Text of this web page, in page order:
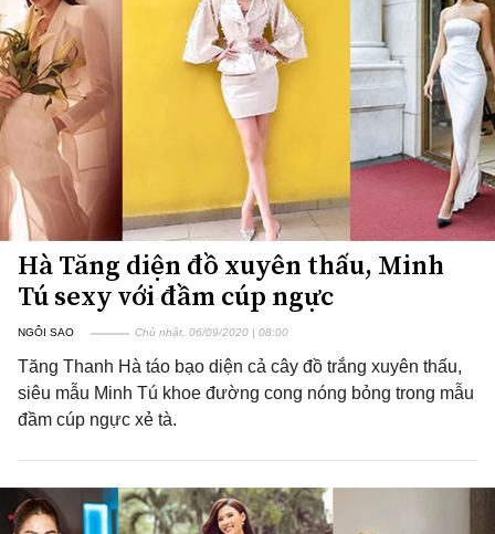
Hà Tăng diện đồ xuyên thấu, Minh
Tú sexy với đầm cúp ngực
NGÔI SAO Chủ nhật, 06/09/2020 | 08:00
Tăng Thanh Hà táo bạo diện cả cây đồ trắng xuyên thấu,
siêu mẫu Minh Tú khoe đường cong nóng bỏng trong mẫu
đầm cúp ngực xẻ tà.